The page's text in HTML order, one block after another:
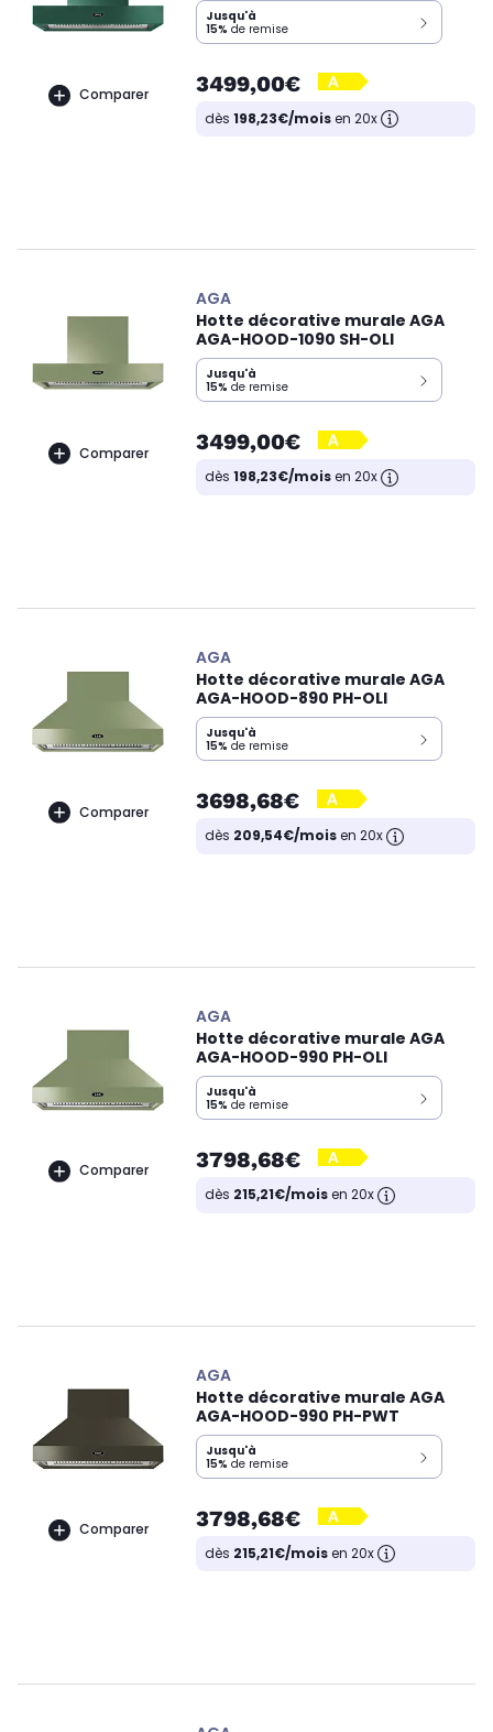
Comparer
Jusqu'à
15% de remise
3499,00€
dès 198,23€/moisen 20x
Comparer
AGA
Hotte décorative murale AGA
AGA-HOOD-1090 SH-OLI
Jusqu'à
15% de remise
3499,00€
dès 198,23€/moisen 20x
Comparer
AGA
Hotte décorative murale AGA
AGA-HOOD-890 PH-OLI
Jusqu'à
15% de remise
3698,68€
dès 209,54€/moisen 20x
Comparer
AGA
Hotte décorative murale AGA
AGA-HOOD-990 PH-OLI
Jusqu'à
15% de remise
3798,68€
dès 215,21€/moisen 20x
Comparer
AGA
Hotte décorative murale AGA
AGA-HOOD-990 PH-PWT
Jusqu'à
15% de remise
3798,68€
dès 215,21€/moisen 20x